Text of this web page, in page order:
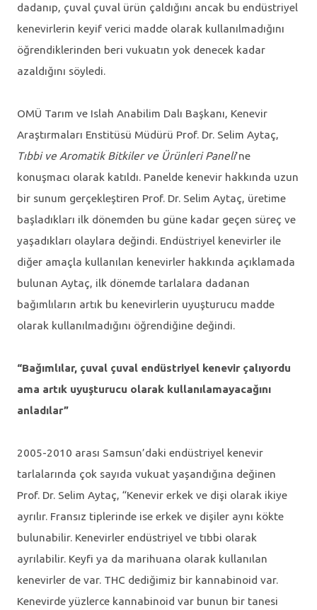
dadanıp, çuval çuval ürün çaldığını ancak bu endüstriyel
kenevirlerin keyif verici madde olarak kullanılmadığını
öğrendiklerinden beri vukuatın yok denecek kadar
azaldığını söyledi.
OMÜ Tarım ve Islah Anabilim Dalı Başkanı, Kenevir
Araştırmaları Enstitüsü Müdürü Prof. Dr. Selim Aytaç,
Tıbbi ve Aromatik Bitkiler ve Ürünleri Paneli’ne
konuşmacı olarak katıldı. Panelde kenevir hakkında uzun
bir sunum gerçekleştiren Prof. Dr. Selim Aytaç, üretime
başladıkları ilk dönemden bu güne kadar geçen süreç ve
yaşadıkları olaylara değindi. Endüstriyel kenevirler ile
diğer amaçla kullanılan kenevirler hakkında açıklamada
bulunan Aytaç, ilk dönemde tarlalara dadanan
bağımlıların artık bu kenevirlerin uyuşturucu madde
olarak kullanılmadığını öğrendiğine değindi.
“Bağımlılar, çuval çuval endüstriyel kenevir çalıyordu
ama artık uyuşturucu olarak kullanılamayacağını
anladılar”
2005-2010 arası Samsun’daki endüstriyel kenevir
tarlalarında çok sayıda vukuat yaşandığına değinen
Prof. Dr. Selim Aytaç, “Kenevir erkek ve dişi olarak ikiye
ayrılır. Fransız tiplerinde ise erkek ve dişiler aynı kökte
bulunabilir. Kenevirler endüstriyel ve tıbbi olarak
ayrılabilir. Keyfi ya da marihuana olarak kullanılan
kenevirler de var. THC dediğimiz bir kannabinoid var.
Kenevirde yüzlerce kannabinoid var bunun bir tanesi